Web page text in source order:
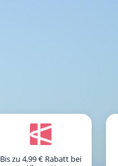
Bis zu 4,99 € Rabatt bei